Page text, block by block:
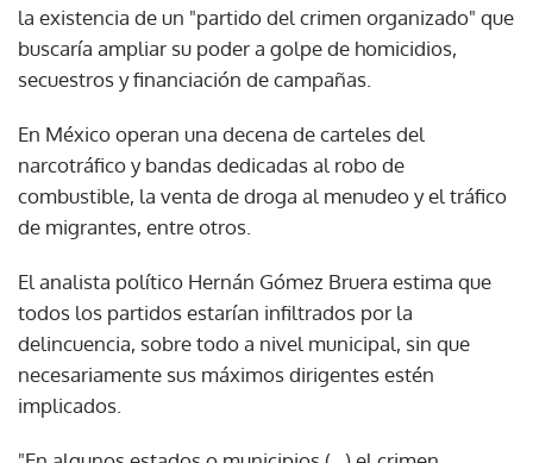
la existencia de un "partido del crimen organizado" que
buscaría ampliar su poder a golpe de homicidios,
secuestros y financiación de campañas.
En México operan una decena de carteles del
narcotráfico y bandas dedicadas al robo de
combustible, la venta de droga al menudeo y el tráfico
de migrantes, entre otros.
El analista político Hernán Gómez Bruera estima que
todos los partidos estarían infiltrados por la
delincuencia, sobre todo a nivel municipal, sin que
necesariamente sus máximos dirigentes estén
implicados.